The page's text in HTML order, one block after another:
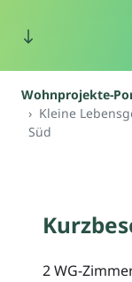
Wohnprojekte-
Kleine
Süd
2 WG-